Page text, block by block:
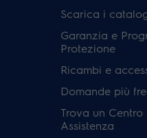
Scarica i
Garanzia e
Protezione
Ricambi e
Domande più
Trova un Centro
Assistenza